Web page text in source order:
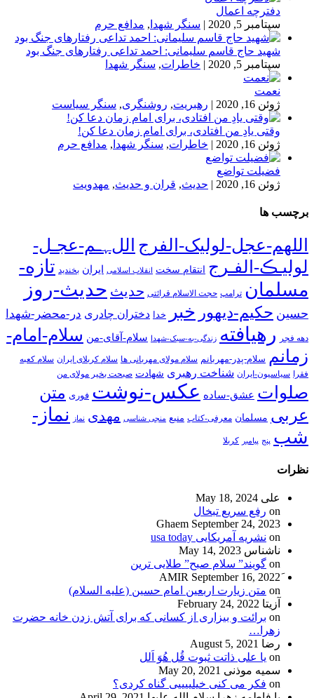
دفترچه اعمال
سپتامبر 5, 2020
| سنگر شهدا , مدافع حرم
شهید حاج قاسم سلیمانی: احمد تداعی رفتارهای جنگ بود
سپتامبر 5, 2020
| خاطرات, سنگر شهدا
نعمت
ژوئن 16, 2020
| رهبریت, روشنگری, سنگر سیاست
وقتی یادِ من افتادی، برای امام زمان دعا کن!
ژوئن 16, 2020
| خاطرات, سنگر شهدا , مدافع حرم
فضیلت تواضع
ژوئن 16, 2020
| حدیث, قران و حدیث, مهدویت
برچسب ها
اللهم-عجل-لولیک-الفرج اللﮩـم-عجـل-
لولیـڪ-الفـرج انتقام سخت انقلاب اسلامی ایران بخندید تازه-
مسلمان ترامپ حجت الاسلام قرائتی حدیث حدیث-روز
حسین حکیم-دیهور خبر خدا دختران چادری در-محضر-شهدا
دهه فجر رهیافته زندگی-به-سبک-شهدا سلام-آقای-من سلام-امام-
زمانم سلام-پدر-مهربانم سلام مولای مهربانی ها سلام کربلای ایران سلام کعبه
فقرا سیاسیون-ایران شناخت رهبری شهادت صبحت بخیر مولای من
صلوات عشق-ساده عکس-نوشت فوری متن
عربی مسلمان معرفی-کتاب منبع منجی شناسی مهدی نماز
نماز-
شب پنج پیامبر کربلا
نظرات
علی May 18, 2024
on رفع سریع تبخال
Ghaem September 24, 2023
on نشریه آمریکایی usa today
ناشناس May 14, 2023
on گویند” سلام صبح” طلایی ترین
September 16, 2022
on متن زیارت اربعین امام حسین (علیه السلام)
آزیتا February 24, 2022
on برائت و بیزاری از کسانی که برای آتش زدن خانه حضرت
زهرا…
رضا August 5, 2021
on یا علی ذاتت ثبوت قُل هُوَ اَلل
سمیه موذنی May 20, 2021
on فکر می کنی خیلییییی گناه کردی؟